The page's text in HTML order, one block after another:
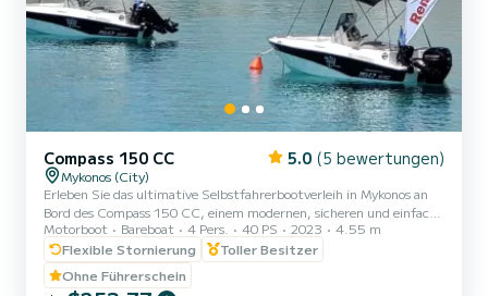
Compass 150 CC 5.0 (5 bewertungen)
Mykonos (City)
Erleben Sie das ultimative Selbstfahrerbootverleih in Mykonos an
Bord des Compass 150 CC, einem modernen, sicheren und einfach
zu handhabenden kleinen Boot ohne Lizenz. Perfekt für private
Bootsausflüge, Familienbootabenteuer, romantische Ausflüge und
All-Inclusive-Tageskreuzfahrten zur Südküste von Mykonos,
Dragonisi, Rhenia und Delos Island. Unser Compass 150 CC
Motorboot Bareboat 4 Pers. 40 PS 2023
4.55 m
Flexible Stornierung
Toller Besitzer
Ohne Führerschein